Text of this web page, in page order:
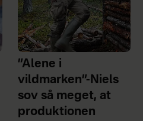
”Alene i
vildmarken”-Niels
sov så meget, at
produktionen